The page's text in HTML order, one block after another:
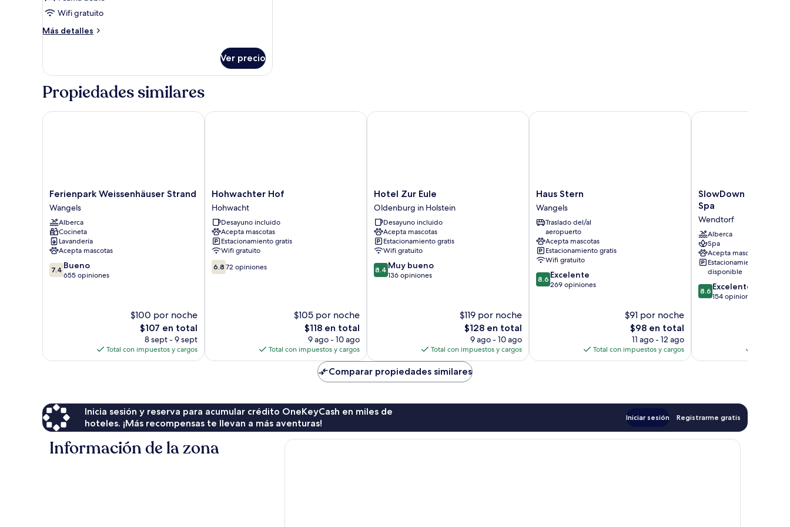
Wifi gratuito
Más detalles
Más
Premium
Ver precio
Propiedades similares
Ferienpark
Weissenhäuser
Strand
Wangels
Ferienpark Weissenhäuser Strand
Wangels
Alberca
Cocineta
Lavandería
Acepta mascotas
7.4
de
7.4 Bueno
655 opiniones
$100 por noche
El
precio
actual
es
$107 en total
8 sept - 9 sept
Total con impuestos y cargos
Ferienpark Weissenhäuser Strand
Hohwachter
Hof
Hohwacht
Hohwachter Hof
Hohwacht
Desayuno incluido
Acepta mascotas
Estacionamiento gratis
Wifi gratuito
6.8
de
6.8 72 opiniones
$105 por noche
El
precio
actual
es
$118
$118 en total
9 ago - 10 ago
Total con impuestos y cargos
Hohwachter Hof
Hotel
Zur
Eule
Oldenburg
in
Holstein
Hotel Zur Eule
Oldenburg in Holstein
Desayuno incluido
Acepta mascotas
Estacionamiento gratis
Wifi gratuito
8.4
de
8.4 Muy bueno
136 opiniones
$119 por noche
El
precio
actual
es
de
$128
$128 en total
9 ago - 10 ago
Total con impuestos y cargos
Hotel Zur Eule
Haus
Stern
Wangels
Haus Stern
Wangels
Traslado del/al
aeropuerto
Acepta mascotas
Estacionamiento gratis
Wifi gratuito
8.6
de
8.6 Excelente
269 opiniones
$91 por noche
El
precio
actual
es
$98 en total
11 ago - 12 ago
Total con impuestos y cargos
Haus Stern
SlowDown
Bottsand
Hotel
und
Spa
Wendtorf
SlowDown
Spa
Wendtorf
Alberca
Spa
Acepta mascotas
Estacionamiento
disponible
8.6
de
8.6 Excelente
154 opiniones
SlowDown Bottsand
Comparar propiedades similares
Inicia sesión y reserva para acumular crédito OneKeyCash en miles de
hoteles. ¡Más recompensas te llevan a más aventuras!
Iniciar sesión Registrarme gratis
Información de la zona